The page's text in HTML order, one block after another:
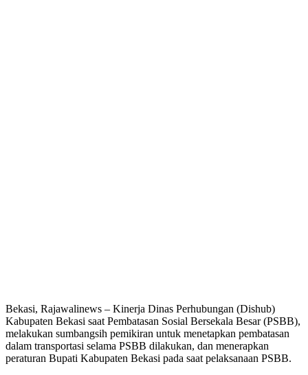
Bekasi, Rajawalinews – Kinerja Dinas Perhubungan (Dishub)
Kabupaten Bekasi saat Pembatasan Sosial Bersekala Besar (PSBB),
melakukan sumbangsih pemikiran untuk menetapkan pembatasan
dalam transportasi selama PSBB dilakukan, dan menerapkan
peraturan Bupati Kabupaten Bekasi pada saat pelaksanaan PSBB.